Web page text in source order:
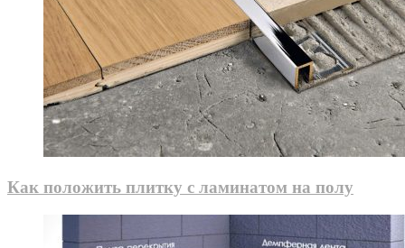
Как положить плитку с ламинатом на полу